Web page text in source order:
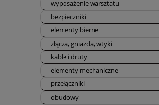
wyposażenie warsztatu
bezpieczniki
elementy bierne
złącza, gniazda, wtyki
kable i druty
elementy mechaniczne
przełączniki
obudowy